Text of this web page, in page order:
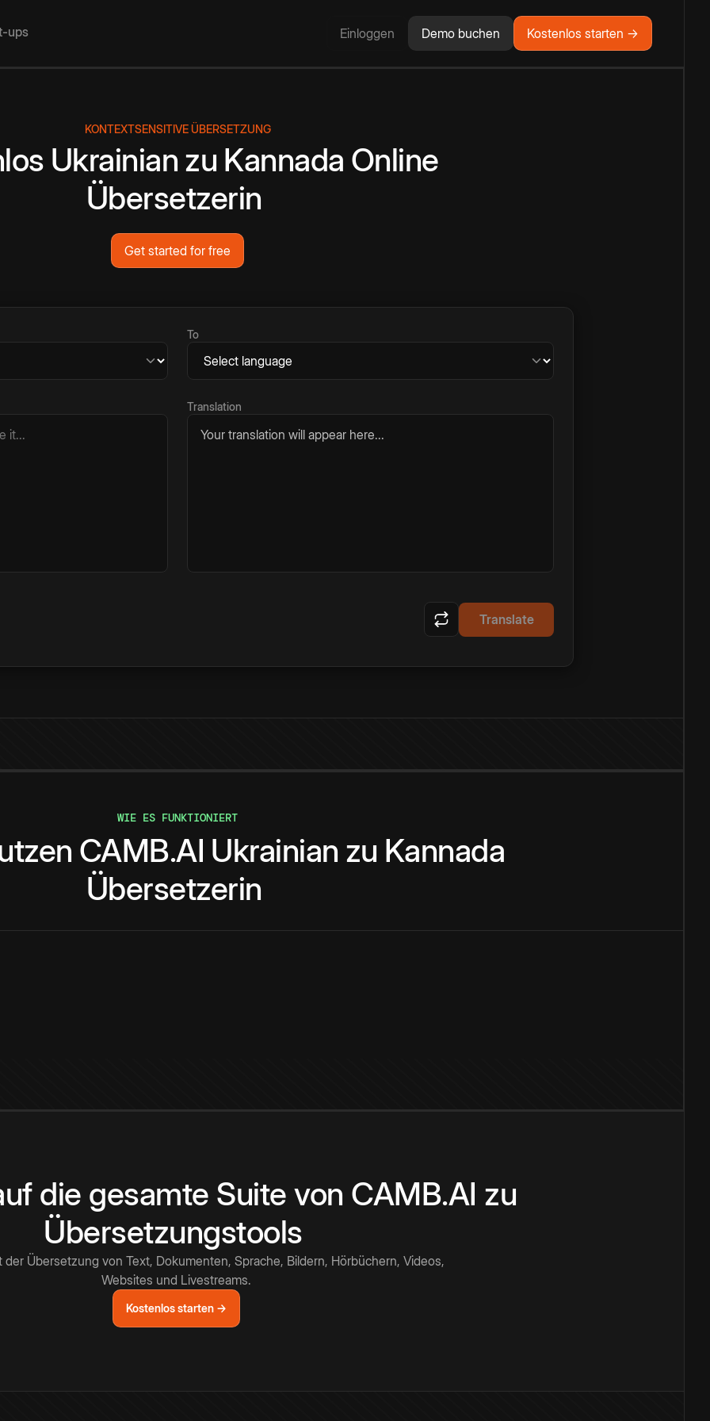
ups Einloggen Demo buchen Kostenlos starten →
KONTEXTSENSITIVE ÜBERSETZUNG
Ukrainian zu Kannada Online
Übersetzerin
Get started for free
To
Translation
Your translation will appear here...
Translate
WIE ES FUNKTIONIERT
CAMB.AI Ukrainian zu Kannada
Übersetzerin
die gesamte Suite von CAMB.AI zu
Übersetzungstools
der Übersetzung von Text, Dokumenten, Sprache, Bildern, Hörbüchern, Videos,
Websites und Livestreams.
Kostenlos starten →